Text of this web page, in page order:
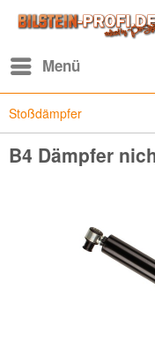
Menü
Stoßdämpfer
B4 Dämpfer